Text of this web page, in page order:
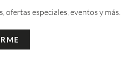
ofertas especiales, eventos y más.